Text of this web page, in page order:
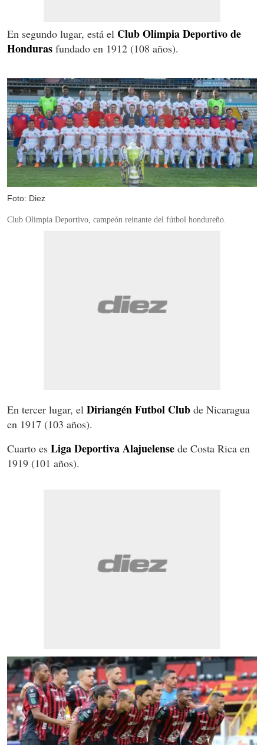
En segundo lugar, está el Club Olimpia Deportivo de
Honduras fundado en 1912 (108 años).
Foto: Diez
Club Olimpia Deportivo, campeón reinante del fútbol hondureño.
En tercer lugar, el Diriangén Futbol Club de Nicaragua
en 1917 (103 años).
Cuarto es Liga Deportiva Alajuelense de Costa Rica en
1919 (101 años).